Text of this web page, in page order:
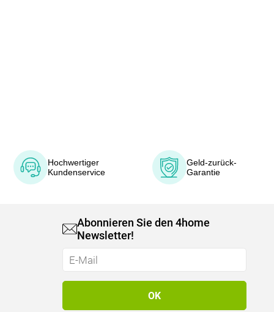
Hochwertiger
Kundenservice
Geld-zurück-
Garantie
Abonnieren Sie den 4home
Newsletter!